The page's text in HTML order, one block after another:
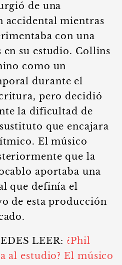
de una
accidental mientras
con una
en su estudio. Collins
como un
durante el
pero decidió
la dificultad de
que encajara
El músico
que la
aportaba una
que definía el
de esta producción
LEER: ¿Phil
al estudio? El músico